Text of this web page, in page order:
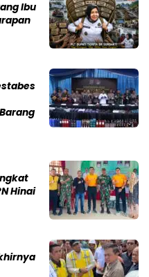
Ibu
Hinai